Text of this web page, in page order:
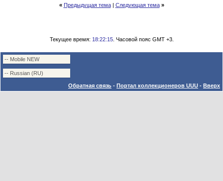
« Предыдущая тема| Следующая тема »
Текущее время: 18:22:15. Часовой пояс GMT +3.
Обратная связь - Портал коллекционеров UUU - Вверх